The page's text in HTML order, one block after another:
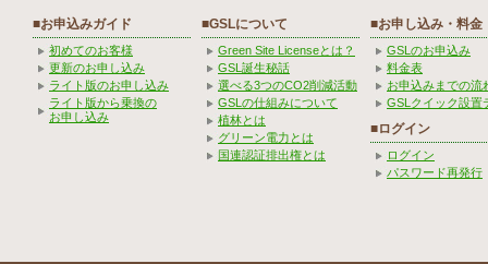
■お申込みガイド
初めてのお客様
更新のお申し込み
ライト版のお申し込み
ライト版から乗換の
お申し込み
■GSLについて
Green Site Licenseとは？
GSL誕生秘話
選べる3つのCO2削減活動
GSLの仕組みについて
植林とは
グリーン電力とは
国連認証排出権とは
■お申し込み・料金
GSLのお申込み
料金表
お申込みまでの流
GSLクイック設置
■ログイン
ログイン
パスワード再発行